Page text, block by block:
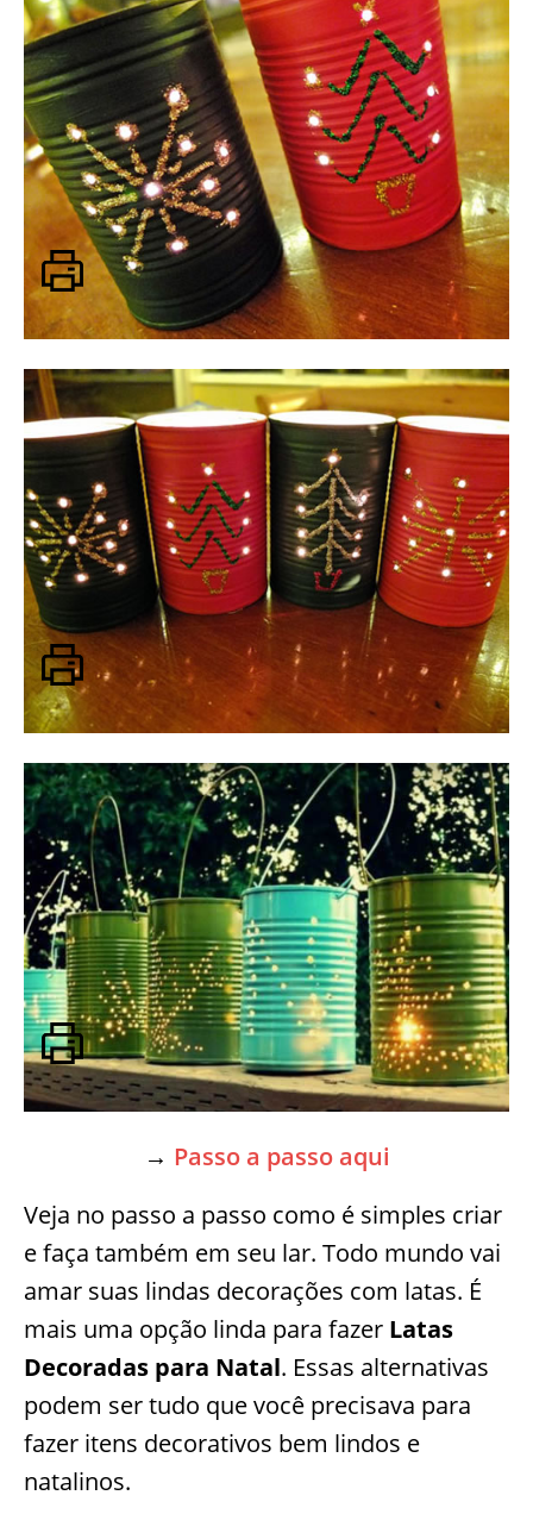
→ Passo a passo aqui
Veja no passo a passo como é simples criar
e faça também em seu lar. Todo mundo vai
amar suas lindas decorações com latas. É
mais uma opção linda para fazer Latas
Decoradas para Natal. Essas alternativas
podem ser tudo que você precisava para
fazer itens decorativos bem lindos e
natalinos.